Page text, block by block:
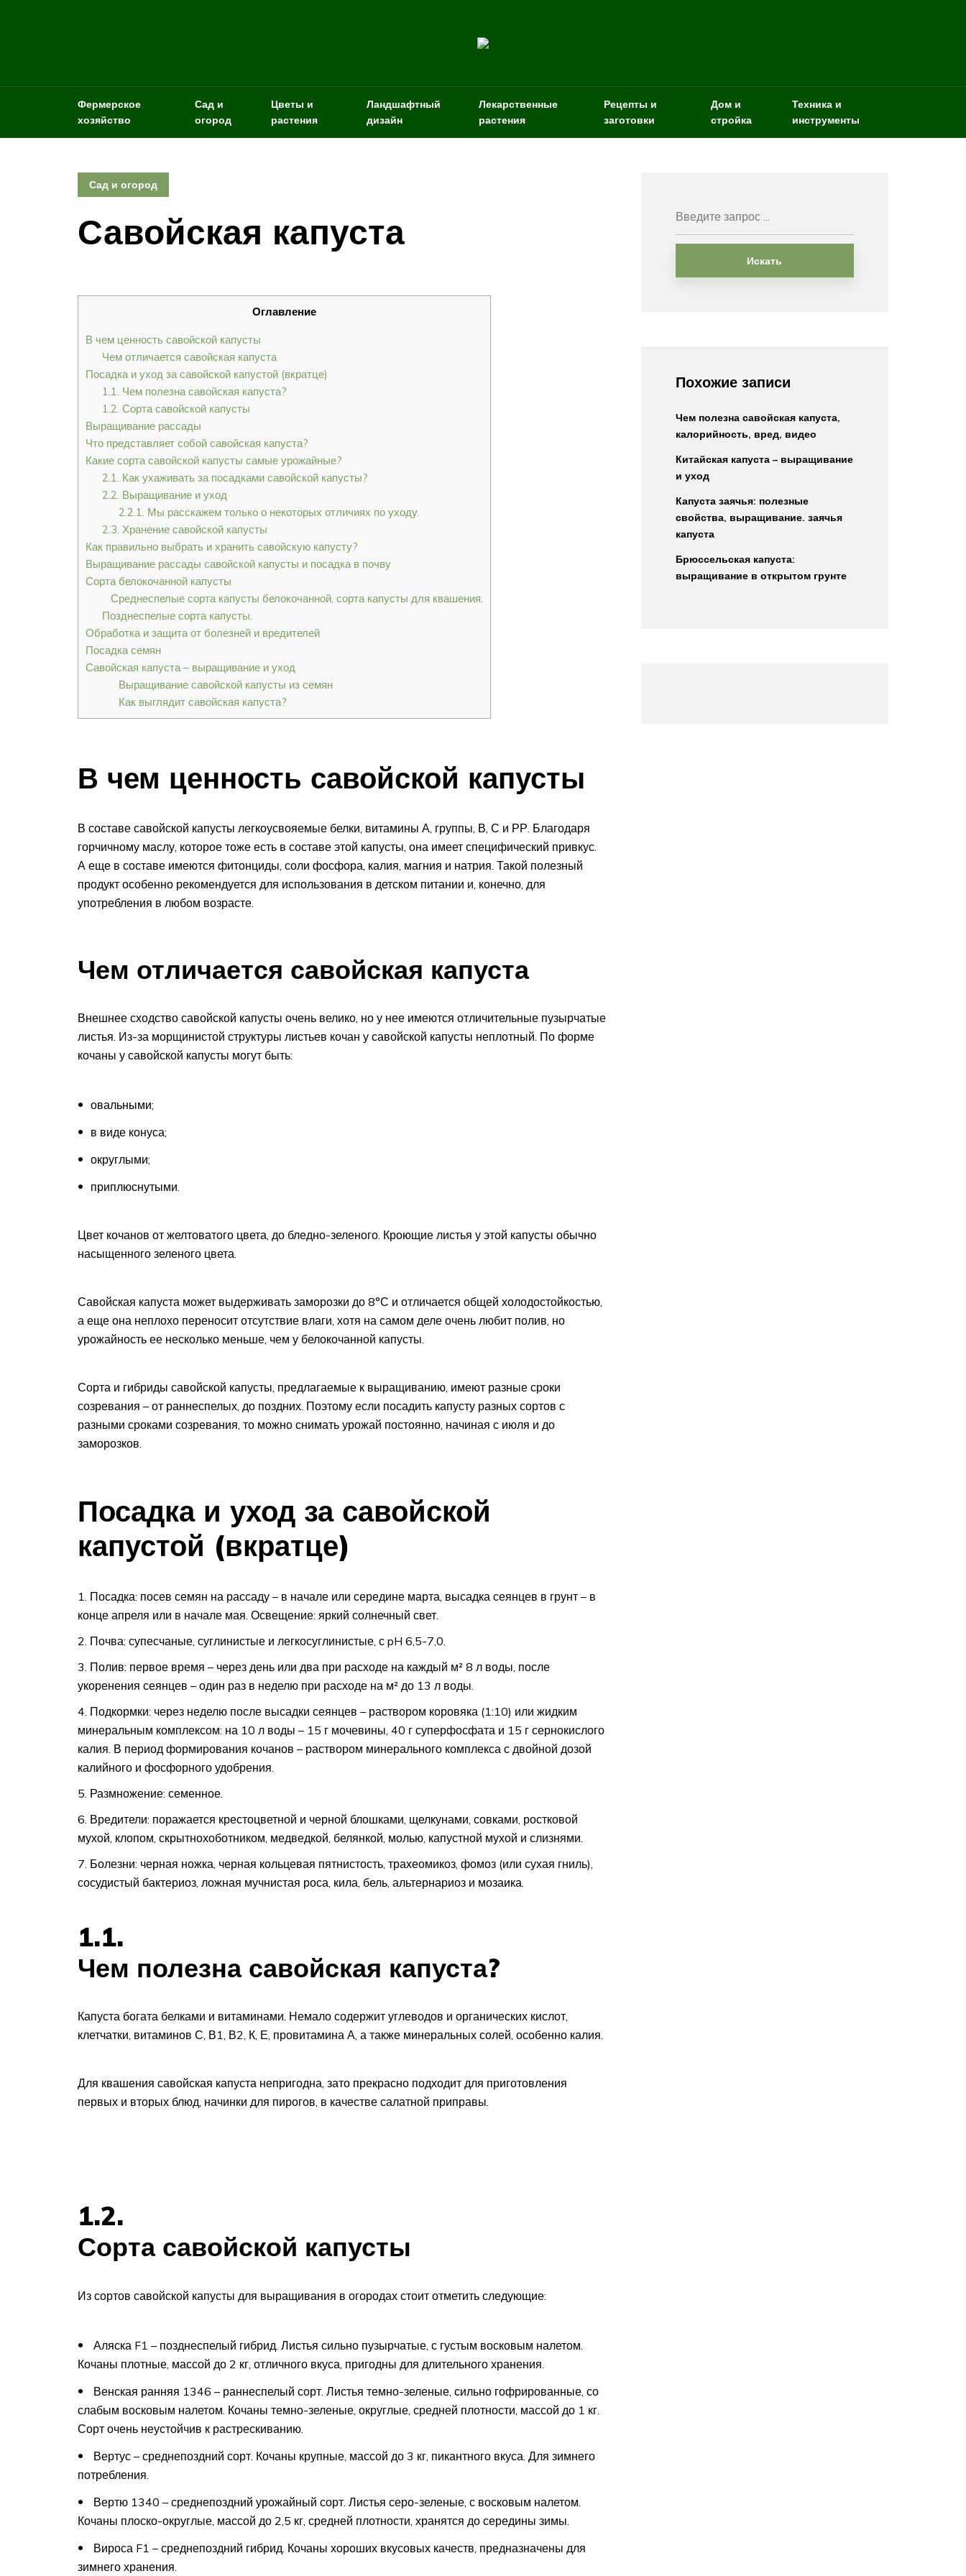
Фермерское
хозяйство
Сад и
огород
Цветы и
растения
Ландшафтный
дизайн
Лекарственные
растения
Рецепты и
заготовки
Дом и
стройка
Техника и
инструменты
Сад и огород
Савойская капуста
Оглавление
В чем ценность савойской капусты
Чем отличается савойская капуста
Посадка и уход за савойской капустой (вкратце)
1.1. Чем полезна савойская капуста?
1.2. Сорта савойской капусты
Выращивание рассады
Что представляет собой савойская капуста?
Какие сорта савойской капусты самые урожайные?
2.1. Как ухаживать за посадками савойской капусты?
2.2. Выращивание и уход
2.2.1. Мы расскажем только о некоторых отличиях по уходу.
2.3. Хранение савойской капусты
Как правильно выбрать и хранить савойскую капусту?
Выращивание рассады савойской капусты и посадка в почву
Сорта белокочанной капусты
Среднеспелые сорта капусты белокочанной, сорта капусты для квашения.
Позднеспелые сорта капусты.
Обработка и защита от болезней и вредителей
Посадка семян
Савойская капуста – выращивание и уход
Выращивание савойской капусты из семян
Как выглядит савойская капуста?
В чем ценность савойской капусты
В составе савойской капусты легкоусвояемые белки, витамины А, группы, В, С и РР. Благодаря
горчичному маслу, которое тоже есть в составе этой капусты, она имеет специфический привкус.
А еще в составе имеются фитонциды, соли фосфора, калия, магния и натрия. Такой полезный
продукт особенно рекомендуется для использования в детском питании и, конечно, для
употребления в любом возрасте.
Чем отличается савойская капуста
Внешнее сходство савойской капусты очень велико, но у нее имеются отличительные пузырчатые
листья. Из-за морщинистой структуры листьев кочан у савойской капусты неплотный. По форме
кочаны у савойской капусты могут быть:
овальными;
в виде конуса;
округлыми;
приплюснутыми.
Цвет кочанов от желтоватого цвета, до бледно-зеленого. Кроющие листья у этой капусты обычно
насыщенного зеленого цвета.
Савойская капуста может выдерживать заморозки до 8°С и отличается общей холодостойкостью,
а еще она неплохо переносит отсутствие влаги, хотя на самом деле очень любит полив, но
урожайность ее несколько меньше, чем у белокочанной капусты.
Сорта и гибриды савойской капусты, предлагаемые к выращиванию, имеют разные сроки
созревания – от раннеспелых, до поздних. Поэтому если посадить капусту разных сортов с
разными сроками созревания, то можно снимать урожай постоянно, начиная с июля и до
заморозков.
Посадка и уход за савойской
капустой (вкратце)
Посадка: посев семян на рассаду – в начале или середине марта, высадка сеянцев в грунт – в
конце апреля или в начале мая. Освещение: яркий солнечный свет.
Почва: супесчаные, суглинистые и легкосуглинистые, с pH 6,5-7,0.
Полив: первое время – через день или два при расходе на каждый м² 8 л воды, после
укоренения сеянцев – один раз в неделю при расходе на м² до 13 л воды.
Подкормки: через неделю после высадки сеянцев – раствором коровяка (1:10) или жидким
минеральным комплексом: на 10 л воды – 15 г мочевины, 40 г суперфосфата и 15 г сернокислого
калия. В период формирования кочанов – раствором минерального комплекса с двойной дозой
калийного и фосфорного удобрения.
Размножение: семенное.
Вредители: поражается крестоцветной и черной блошками, щелкунами, совками, ростковой
мухой, клопом, скрытнохоботником, медведкой, белянкой, молью, капустной мухой и слизнями.
Болезни: черная ножка, черная кольцевая пятнистость, трахеомикоз, фомоз (или сухая гниль),
сосудистый бактериоз, ложная мучнистая роса, кила, бель, альтернариоз и мозаика.
1.1.
Чем полезна савойская капуста?
Капуста богата белками и витаминами. Немало содержит углеводов и органических кислот,
клетчатки, витаминов С, В1, В2, К, Е, провитамина А, а также минеральных солей, особенно калия.
Для квашения савойская капуста непригодна, зато прекрасно подходит для приготовления
первых и вторых блюд, начинки для пирогов, в качестве салатной приправы.
1.2.
Сорта савойской капусты
Из сортов савойской капусты для выращивания в огородах стоит отметить следующие:
Аляска F1 – позднеспелый гибрид. Листья сильно пузырчатые, с густым восковым налетом.
Кочаны плотные, массой до 2 кг, отличного вкуса, пригодны для длительного хранения.
Венская ранняя 1346 – раннеспелый сорт. Листья темно-зеленые, сильно гофрированные, со
слабым восковым налетом. Кочаны темно-зеленые, округлые, средней плотности, массой до 1 кг.
Сорт очень неустойчив к растрескиванию.
Вертус – среднепоздний сорт. Кочаны крупные, массой до 3 кг, пикантного вкуса. Для зимнего
потребления.
Вертю 1340 – среднепоздний урожайный сорт. Листья серо-зеленые, с восковым налетом.
Кочаны плоско-округлые, массой до 2,5 кг, средней плотности, хранятся до середины зимы.
Вироса F1 – среднепоздний гибрид. Кочаны хороших вкусовых качеств, предназначены для
зимнего хранения.
Искать
Похожие записи
Чем полезна савойская капуста,
калорийность, вред, видео
Китайская капуста – выращивание
и уход
Капуста заячья: полезные
свойства, выращивание. заячья
капуста
Брюссельская капуста:
выращивание в открытом грунте